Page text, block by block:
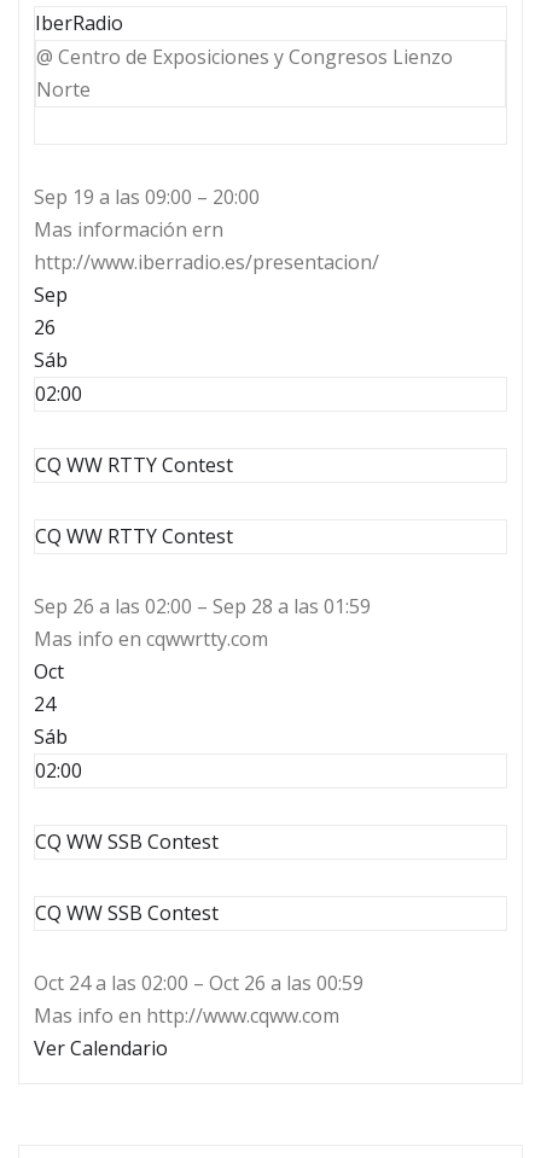
IberRadio
@ Centro de Exposiciones y Congresos Lienzo
Norte
Sep 19 a las 09:00 – 20:00
Mas información ern
http://www.iberradio.es/presentacion/
Sep
26
Sáb
02:00
CQ WW RTTY Contest
CQ WW RTTY Contest
Sep 26 a las 02:00 – Sep 28 a las 01:59
Mas info en cqwwrtty.com
Oct
24
Sáb
02:00
CQ WW SSB Contest
CQ WW SSB Contest
Oct 24 a las 02:00 – Oct 26 a las 00:59
Mas info en http://www.cqww.com
Ver Calendario